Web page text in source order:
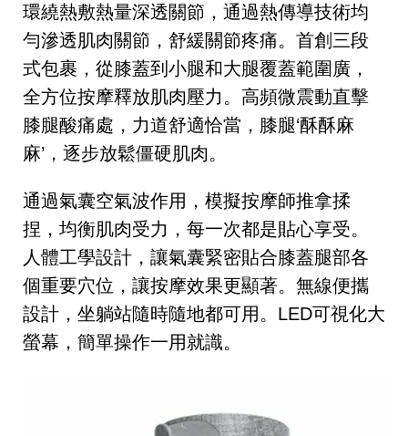
環繞熱敷熱量深透關節，通過熱傳導技術均
勻滲透肌肉關節，舒緩關節疼痛。首創三段
式包裹，從膝蓋到小腿和大腿覆蓋範圍廣，
全方位按摩釋放肌肉壓力。高頻微震動直擊
膝腿酸痛處，力道舒適恰當，膝腿‘酥酥麻
麻’，逐步放鬆僵硬肌肉。
通過氣囊空氣波作用，模擬按摩師推拿揉
捏，均衡肌肉受力，每一次都是貼心享受。
人體工學設計，讓氣囊緊密貼合膝蓋腿部各
個重要穴位，讓按摩效果更顯著。無線便攜
設計，坐躺站隨時隨地都可用。LED可視化大
螢幕，簡單操作一用就識。